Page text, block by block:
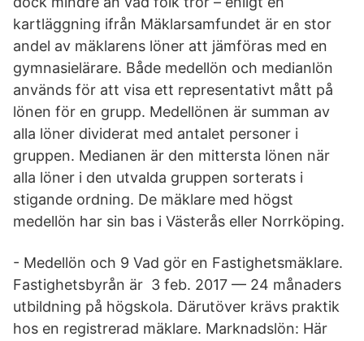
kartläggning ifrån Mäklarsamfundet är en stor
andel av mäklarens löner att jämföras med en
gymnasielärare. Både medellön och medianlön
används för att visa ett representativt mått på
lönen för en grupp. Medellönen är summan av
alla löner dividerat med antalet personer i
gruppen. Medianen är den mittersta lönen när
alla löner i den utvalda gruppen sorterats i
stigande ordning. De mäklare med högst
medellön har sin bas i Västerås eller Norrköping.
- Medellön och 9 Vad gör en Fastighetsmäklare.
Fastighetsbyrån är 3 feb. 2017 — 24 månaders
utbildning på högskola. Därutöver krävs praktik
hos en registrerad mäklare. Marknadslön: ​Här